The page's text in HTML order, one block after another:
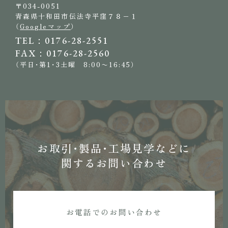
〒034-0051
青森県十和田市伝法寺平窪７８−１
（Googleマップ）
TEL：0176-28-2551
FAX：0176-28-2560
（平日・第1・3土曜 8:00〜16:45）
お取引・製品・工場見学などに
関するお問い合わせ
お電話でのお問い合わせ